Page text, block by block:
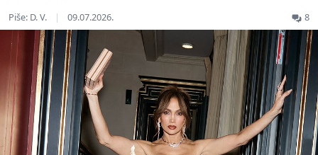
Piše: D. V. | 09.07.2026. 8